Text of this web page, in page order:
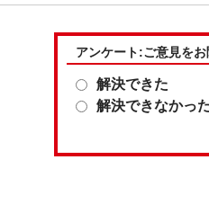
アンケート:ご意見を
解決できた
解決できなかっ